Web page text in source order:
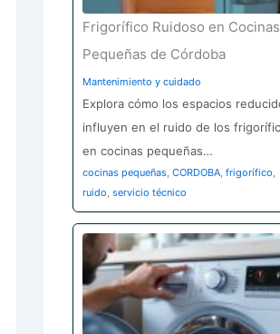
Frigorífico Ruidoso en Cocinas
Pequeñas de Córdoba
Mantenimiento y cuidado
Explora cómo los espacios
influyen en el ruido de los
en cocinas pequeñas…
cocinas pequeñas, CORDOBA, frigorífico,
ruido, servicio técnico